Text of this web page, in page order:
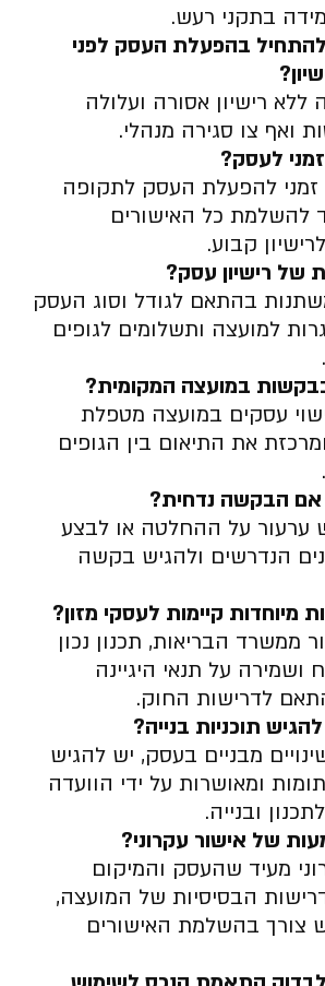
בתקני רעש.
בהפעלת העסק לפני
?
רישיון אסורה ועלולה
ואף צו סגירה מנהלי.
לעסק?
זמני להפעלת העסק לתקופה
להשלמת כל האישורים
קבוע.
של רישיון עסק?
בהתאם לגודל וסוג העסק
למועצה ותשלומים לגופים
במועצה המקומית?
עסקים במועצה מטפלת
את התיאום בין הגופים
אם הבקשה נדחית?
ערעור על ההחלטה או לבצע
הנדרשים ולהגיש בקשה
מיוחדות קיימות לעסקי מזון?
ממשרד הבריאות, תכנון נכון
על תנאי היגיינה
לדרישות החוק.
תוכניות בנייה?
מבניים בעסק, יש להגיש
ומאושרות על ידי הוועדה
ובנייה.
של אישור עקרוני?
מעיד שהעסק והמיקום
הבסיסיות של המועצה,
צורך בהשלמת האישורים